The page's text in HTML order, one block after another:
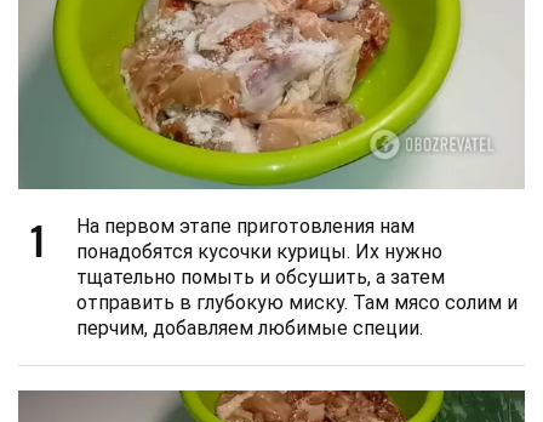
1
На первом этапе приготовления нам
понадобятся кусочки курицы. Их нужно
тщательно помыть и обсушить, а затем
отправить в глубокую миску. Там мясо солим и
перчим, добавляем любимые специи.